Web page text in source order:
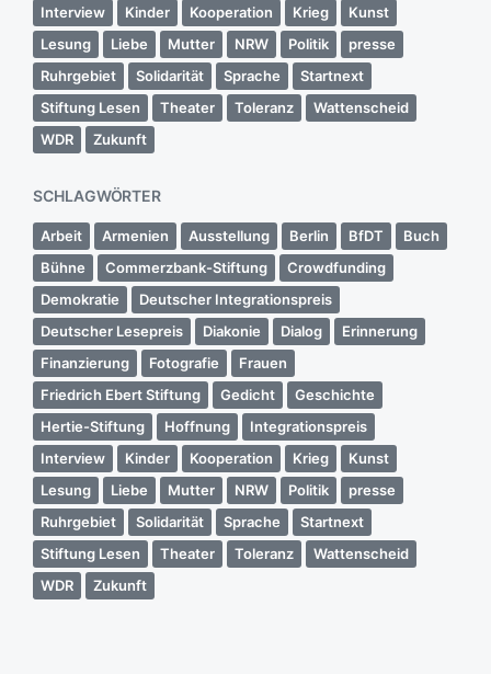
Interview
Kinder Kooperation Krieg
Kunst
Lesung
Liebe Mutter NRW Politik
presse
Ruhrgebiet
Solidarität Sprache
Startnext
Stiftung Lesen
Theater Toleranz
Wattenscheid
WDR
Zukunft
SCHLAGWÖRTER
Arbeit Armenien Ausstellung Berlin BfDT
Buch
Bühne
Commerzbank-Stiftung
Crowdfunding
Demokratie
Deutscher Integrationspreis
Deutscher Lesepreis
Diakonie Dialog
Erinnerung
Finanzierung
Fotografie
Frauen
Friedrich Ebert Stiftung
Gedicht
Geschichte
Hertie-Stiftung
Hoffnung
Integrationspreis
Interview
Kinder Kooperation Krieg
Kunst
Lesung
Liebe Mutter NRW Politik
presse
Ruhrgebiet
Solidarität Sprache
Startnext
Stiftung Lesen
Theater Toleranz
Wattenscheid
WDR
Zukunft